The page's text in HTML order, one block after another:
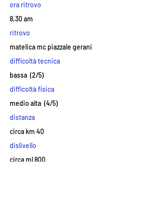
ora ritrovo
8,30 am
ritrovo
matelica mc piazzale gerani
difficoltà tecnica
bassa (2/5)
difficoltà fisica
medio alta (4/5)
distanza
circa km 40
dislivello
circa ml 800